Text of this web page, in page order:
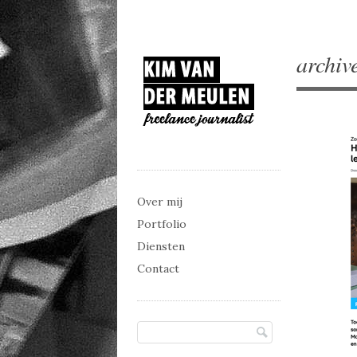
Main menu
Skip to content
Over mij
Portfolio
Diensten
Contact